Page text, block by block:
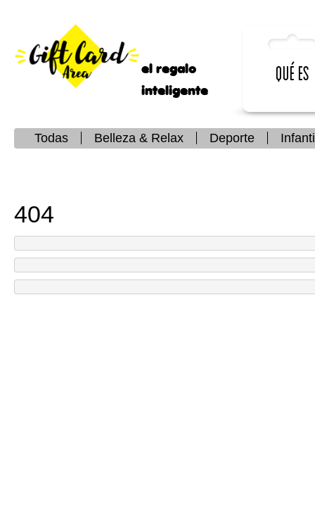
el regalo
inteligente
Qué es
Todas Belleza & Relax Deporte
404